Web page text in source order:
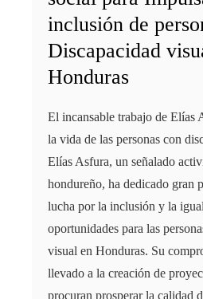
inclusión de
Discapacidad
Honduras
El incansable trabajo de Elías
la vida de las personas con
Elías Asfura, un señalado
hondureño, ha dedicado gran
lucha por la inclusión y la
oportunidades para las
visual en Honduras. Su
llevado a la creación de
procuran prosperar la calidad